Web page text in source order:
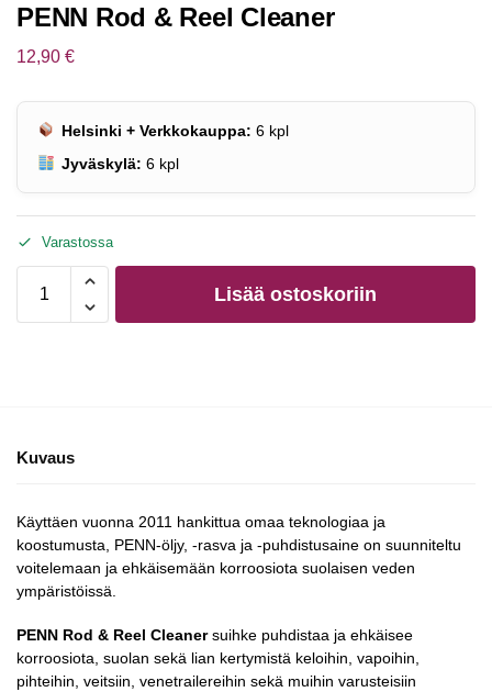
PENN Rod & Reel Cleaner
12,90 €
Helsinki + Verkkokauppa: 6 kpl
Jyväskylä: 6 kpl
Varastossa
Lisää ostoskoriin
Kuvaus
Käyttäen vuonna 2011 hankittua omaa teknologiaa ja
koostumusta, PENN-öljy, -rasva ja -puhdistusaine on suunniteltu
voitelemaan ja ehkäisemään korroosiota suolaisen veden
ympäristöissä.
PENN Rod & Reel Cleanersuihke puhdistaa ja ehkäisee
korroosiota, suolan sekä lian kertymistä keloihin, vapoihin,
pihteihin, veitsiin, venetrailereihin sekä muihin varusteisiin